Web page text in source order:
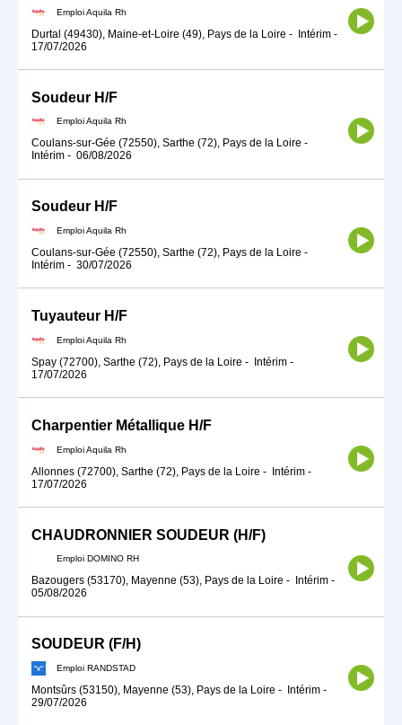
Emploi Aquila Rh
Durtal (49430), Maine-et-Loire (49), Pays de la Loire - Intérim -
17/07/2026
Soudeur H/F
Emploi Aquila Rh
Coulans-sur-Gée (72550), Sarthe (72), Pays de la Loire -
Intérim - 06/08/2026
Soudeur H/F
Emploi Aquila Rh
Coulans-sur-Gée (72550), Sarthe (72), Pays de la Loire -
Intérim - 30/07/2026
Tuyauteur H/F
Emploi Aquila Rh
Spay (72700), Sarthe (72), Pays de la Loire - Intérim -
17/07/2026
Charpentier Métallique H/F
Emploi Aquila Rh
Allonnes (72700), Sarthe (72), Pays de la Loire - Intérim -
17/07/2026
CHAUDRONNIER SOUDEUR (H/F)
Emploi DOMINO RH
Bazougers (53170), Mayenne (53), Pays de la Loire - Intérim -
05/08/2026
SOUDEUR (F/H)
Emploi RANDSTAD
Montsûrs (53150), Mayenne (53), Pays de la Loire - Intérim -
29/07/2026